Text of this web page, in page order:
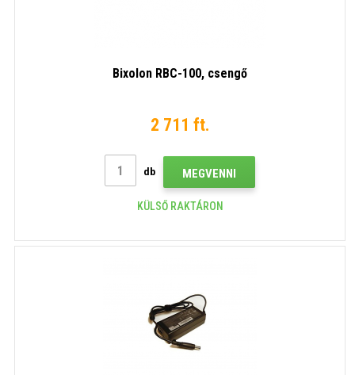
Bixolon RBC-100, csengő
2 711 ft.
db MEGVENNI
KÜLSŐ RAKTÁRON